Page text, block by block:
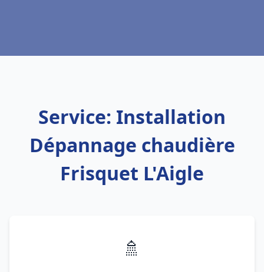
Service: Installation
Dépannage chaudière
Frisquet L'Aigle
🚿